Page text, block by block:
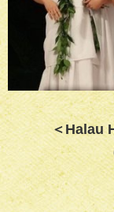
＜Halau